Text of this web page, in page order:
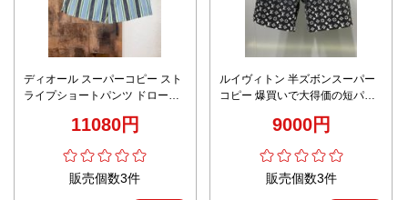
ディオール スーパーコピー スト
ライプショートパンツ ドロース
11080円
販売個数3件
ルイヴィトン 半ズボンスーパー
コピー 爆買いで大得価の短パン
らかい ブラック9000円
販売個数3件